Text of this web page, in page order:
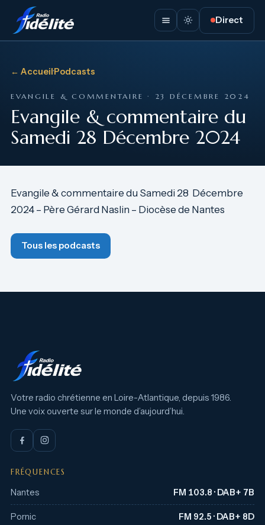
Direct
← Accueil·Podcasts
EVANGILE & COMMENTAIRE · 23 DÉCEMBRE 2024
Evangile & commentaire du
Samedi 28 Décembre 2024
Evangile & commentaire du Samedi 28 Décembre
2024 – Père Gérard Naslin – Diocèse de Nantes
Tous les podcasts
Votre radio chrétienne en Loire-Atlantique, depuis 1986.
Une voix ouverte sur le monde d’aujourd’hui.
FRÉQUENCES
Nantes FM 103.8 · DAB+ 7B
Pornic FM 92.5 · DAB+ 8D